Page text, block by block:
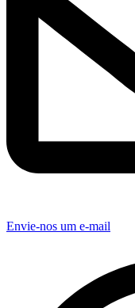
Envie-nos um e-mail